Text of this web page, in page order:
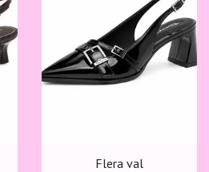
Flera val